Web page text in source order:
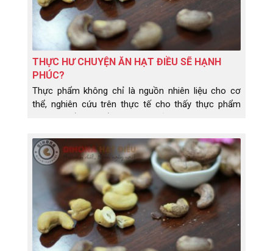
THỰC HƯ CHUYỆN ĂN HẠT ĐIỀU SẼ HẠNH
PHÚC?
Thực phẩm không chỉ là nguồn nhiên liệu cho cơ
thể, nghiên cứu trên thực tế cho thấy thực phẩm
ta vẫn đồn đoán?